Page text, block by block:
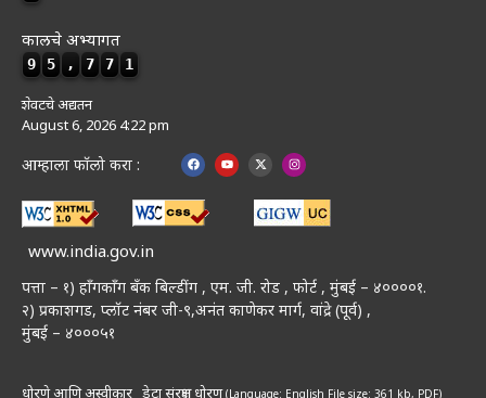
कालचे अभ्यागत
9 5 , 7 7 1
शेवटचे अद्यतन
August 6, 2026 4:22 pm
आम्हाला फॉलो करा :
www.india.gov.in
पत्ता – १) हॉंगकॉंग बँक बिल्डींग , एम. जी. रोड , फोर्ट , मुंबई – ४००००१.
२) प्रकाशगड, प्लॉट नंबर जी-९,अनंत काणेकर मार्ग, वांद्रे (पूर्व) ,
मुंबई – ४०००५१
धोरणे आणि अस्वीकार डेटा संरक्षण धोरण(Language: English File size: 361 kb, PDF)